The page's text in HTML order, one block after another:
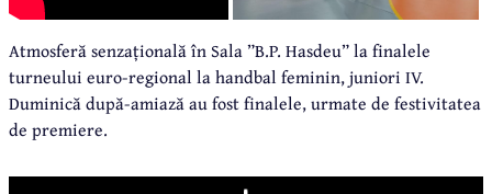
Atmosferă senzațională în Sala ”B.P. Hasdeu” la finalele
turneului euro-regional la handbal feminin, juniori IV.
Duminică după-amiază au fost finalele, urmate de festivitatea
de premiere.